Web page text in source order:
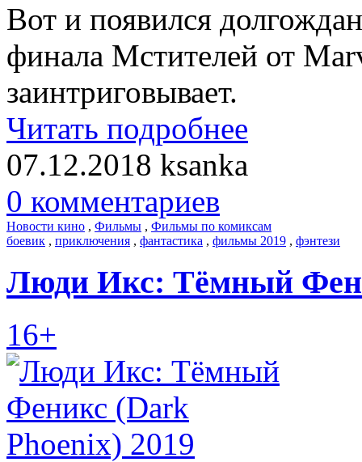
Вот и появился
финала Мстителей от
заинтриговывает.
Читать подробнее
07.12.2018 ksanka
0 комментариев
Новости кино , Фильмы , Фильмы по комиксам
боевик , приключения , фантастика , фильмы 2019 , фэнтези
Люди Икс: Тёмный
16+